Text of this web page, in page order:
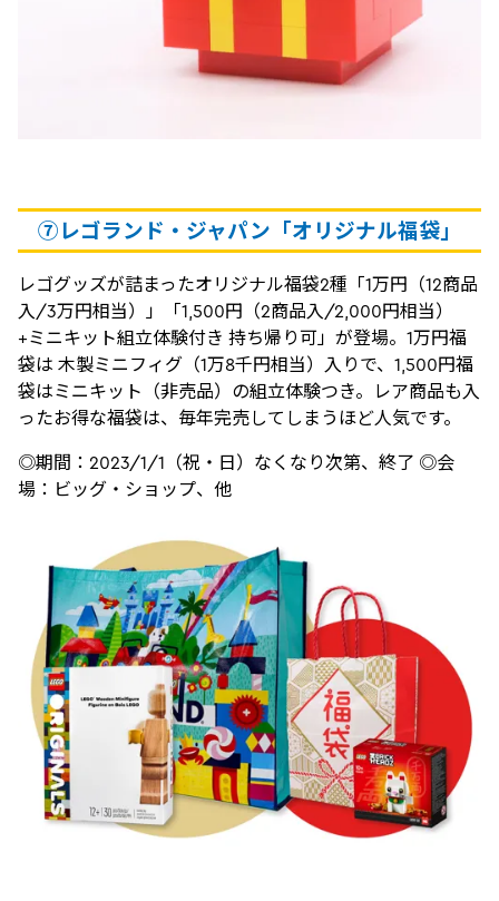
⑦レゴランド・ジャパン「オリジナル福袋」
レゴグッズが詰まったオリジナル福袋2種「1万円（12商品
入/3万円相当）」「1,500円（2商品入/2,000円相当）
+ミニキット組立体験付き 持ち帰り可」が登場。1万円福
袋は 木製ミニフィグ（1万8千円相当）入りで、1,500円福
袋はミニキット（非売品）の組立体験つき。レア商品も入
ったお得な福袋は、毎年完売してしまうほど人気です。
◎期間：2023/1/1（祝・日）なくなり次第、終了 ◎会
場：ビッグ・ショップ、他